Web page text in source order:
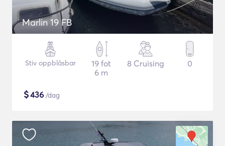
Marlin 19 FB
Stiv oppblåsbar
19 fot
6 m
8 Cruising 0
$436 /dag